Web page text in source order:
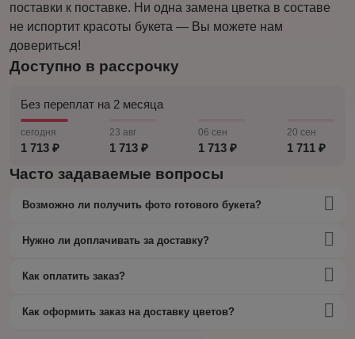
поставки к поставке. Ни одна замена цветка в составе
не испортит красоты букета — Вы можете нам
довериться!
Доступно в рассрочку
Без переплат на 2 месяца
сегодня
1 713 ₽
23 авг
1 713 ₽
06 сен
1 713 ₽
20 сен
1 711 ₽
Часто задаваемые вопросы
Возможно ли получить фото готового букета?
Нужно ли доплачивать за доставку?
Как оплатить заказ?
Как оформить заказ на доставку цветов?